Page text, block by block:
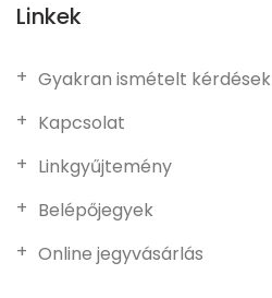
Linkek
Gyakran ismételt kérdések
Kapcsolat
Linkgyűjtemény
Belépőjegyek
Online jegyvásárlás